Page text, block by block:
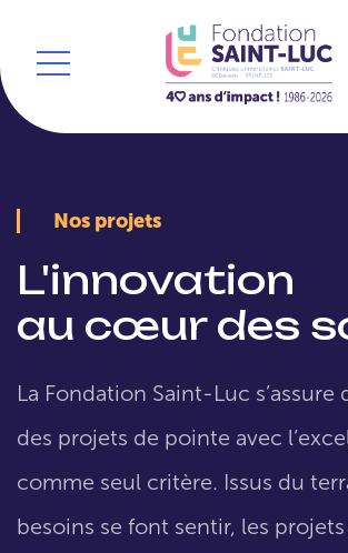
Nos projets
L'innovation
au cœur des
La Fondation Saint-Luc s’assure
des projets de pointe avec
comme seul critère. Issus du
besoins se font sentir, les